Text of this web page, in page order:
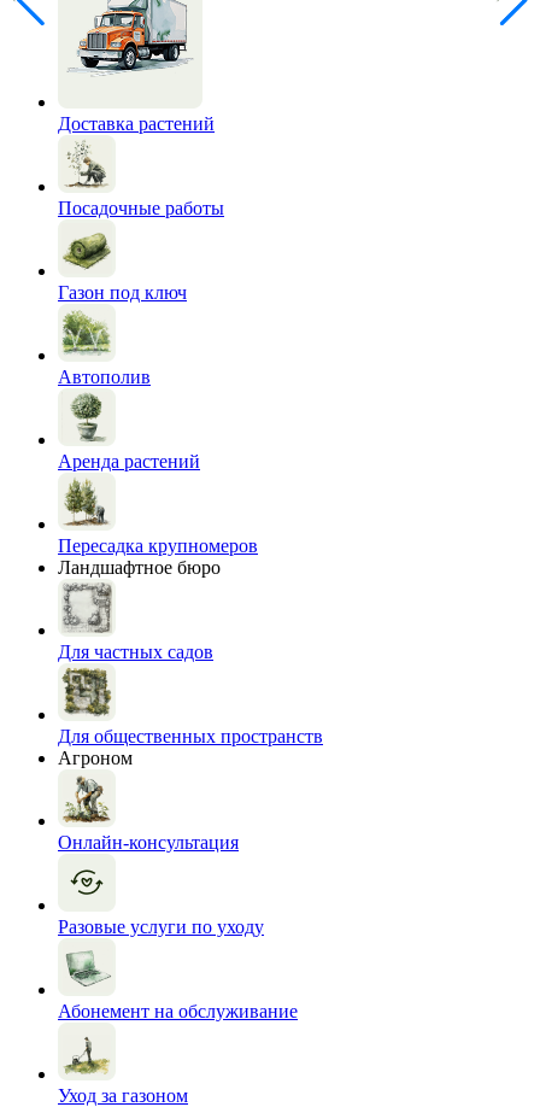
Доставка растений
Посадочные работы
Газон под ключ
Автополив
Аренда растений
Пересадка крупномеров
Ландшафтное бюро
Для частных садов
Для общественных пространств
Агроном
Онлайн-консультация
Разовые услуги по уходу
Абонемент на обслуживание
Уход за газоном